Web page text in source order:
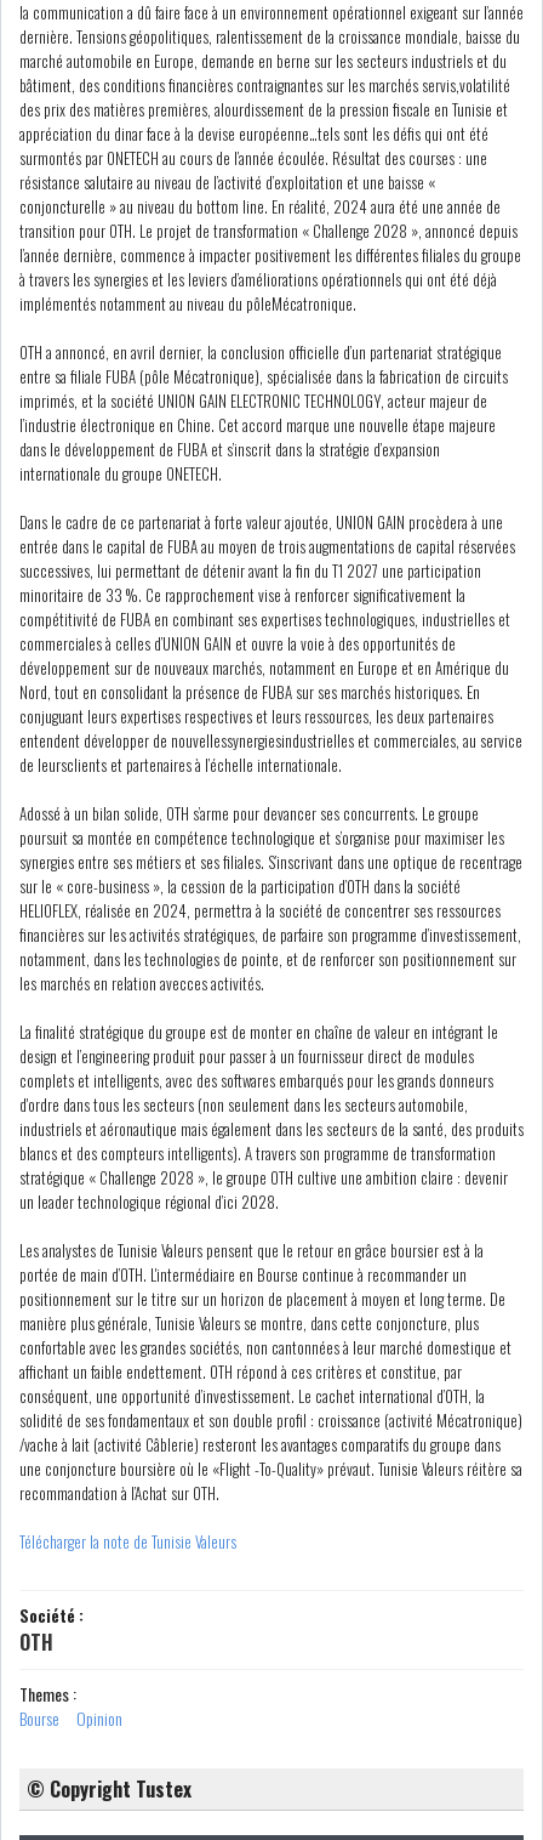
GRAPHIQUE TUNINDEX
GRAPHIQUE DU TUNINDEX
RSS ANALYSES QUOTIDIENNES
RSS ANALYSES HEBDOMADAIRES
SECTEURS
ASSURANCES
BANCAIRE AUDIOVISUEL
LEASING
LOGISTIQUE ET
TRANSPORT
SANTÉ TOURSIME
DISTRIBUTION
COMPOSANTS
CHIMIE
DISTRIBUTION
AUTOMOBILE
FINANCIER IMMOBILIER
AGRO-ALIMENTAIRE DIVERS
ENGAGEMENT AUPRÈS DES...
OFFICE PLAST : UNE LEVÉE DE
FONDS AU SER...
OFFICEPLAST : YASSINE ABID
ANIMERA UNE C...
ENNAKL LÈVE 60 MD SUR LE
FINANCE
FISCALITE
la communication a dû faire face à un environnement opérationnel exigeant sur l’année
dernière. Tensions géopolitiques, ralentissement de la croissance mondiale, baisse du
marché automobile en Europe, demande en berne sur les secteurs industriels et du
bâtiment, des conditions financières contraignantes sur les marchés servis,volatilité
des prix des matières premières, alourdissement de la pression fiscale en Tunisie et
appréciation du dinar face à la devise européenne…tels sont les défis qui ont été
surmontés par ONETECH au cours de l’année écoulée. Résultat des courses : une
résistance salutaire au niveau de l’activité d’exploitation et une baisse «
conjoncturelle » au niveau du bottom line. En réalité, 2024 aura été une année de
transition pour OTH. Le projet de transformation « Challenge 2028 », annoncé depuis
l’année dernière, commence à impacter positivement les différentes filiales du groupe
à travers les synergies et les leviers d’améliorations opérationnels qui ont été déjà
implémentés notamment au niveau du pôleMécatronique.
OTH a annoncé, en avril dernier, la conclusion officielle d’un partenariat stratégique
entre sa filiale FUBA (pôle Mécatronique), spécialisée dans la fabrication de circuits
imprimés, et la société UNION GAIN ELECTRONIC TECHNOLOGY, acteur majeur de
l’industrie électronique en Chine. Cet accord marque une nouvelle étape majeure
dans le développement de FUBA et s’inscrit dans la stratégie d’expansion
internationale du groupe ONETECH.
Dans le cadre de ce partenariat à forte valeur ajoutée, UNION GAIN procèdera à une
entrée dans le capital de FUBA au moyen de trois augmentations de capital réservées
successives, lui permettant de détenir avant la fin du T1 2027 une participation
minoritaire de 33 %. Ce rapprochement vise à renforcer significativement la
compétitivité de FUBA en combinant ses expertises technologiques, industrielles et
commerciales à celles d’UNION GAIN et ouvre la voie à des opportunités de
développement sur de nouveaux marchés, notamment en Europe et en Amérique du
Nord, tout en consolidant la présence de FUBA sur ses marchés historiques. En
conjuguant leurs expertises respectives et leurs ressources, les deux partenaires
entendent développer de nouvellessynergiesindustrielles et commerciales, au service
de leursclients et partenaires à l’échelle internationale.
Adossé à un bilan solide, OTH s’arme pour devancer ses concurrents. Le groupe
poursuit sa montée en compétence technologique et s’organise pour maximiser les
synergies entre ses métiers et ses filiales. S’inscrivant dans une optique de recentrage
sur le « core-business », la cession de la participation d’OTH dans la société
HELIOFLEX, réalisée en 2024, permettra à la société de concentrer ses ressources
financières sur les activités stratégiques, de parfaire son programme d’investissement,
notamment, dans les technologies de pointe, et de renforcer son positionnement sur
les marchés en relation avecces activités.
La finalité stratégique du groupe est de monter en chaîne de valeur en intégrant le
design et l’engineering produit pour passer à un fournisseur direct de modules
complets et intelligents, avec des softwares embarqués pour les grands donneurs
d'ordre dans tous les secteurs (non seulement dans les secteurs automobile,
industriels et aéronautique mais également dans les secteurs de la santé, des produits
blancs et des compteurs intelligents). A travers son programme de transformation
stratégique « Challenge 2028 », le groupe OTH cultive une ambition claire : devenir
un leader technologique régional d’ici 2028.
Les analystes de Tunisie Valeurs pensent que le retour en grâce boursier est à la
portée de main d’OTH. L'intermédiaire en Bourse continue à recommander un
positionnement sur le titre sur un horizon de placement à moyen et long terme. De
manière plus générale, Tunisie Valeurs se montre, dans cette conjoncture, plus
confortable avec les grandes sociétés, non cantonnées à leur marché domestique et
affichant un faible endettement. OTH répond à ces critères et constitue, par
conséquent, une opportunité d’investissement. Le cachet international d’OTH, la
solidité de ses fondamentaux et son double profil : croissance (activité Mécatronique)
/vache à lait (activité Câblerie) resteront les avantages comparatifs du groupe dans
une conjoncture boursière où le «Flight -To-Quality» prévaut. Tunisie Valeurs réitère sa
recommandation à l’Achat sur OTH.
Télécharger la note de Tunisie Valeurs
Société :
OTH
Themes :
Bourse
Opinion
© Copyright Tustex